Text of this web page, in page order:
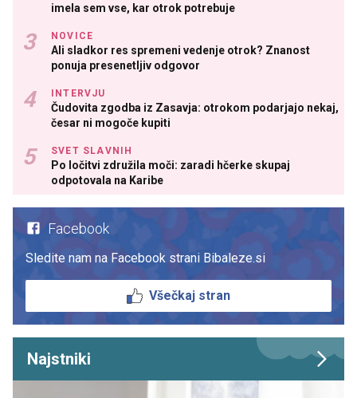
imela sem vse, kar otrok potrebuje
NOVICE
Ali sladkor res spremeni vedenje otrok? Znanost
ponuja presenetljiv odgovor
INTERVJU
Čudovita zgodba iz Zasavja: otrokom podarjajo nekaj,
česar ni mogoče kupiti
SVET SLAVNIH
Po ločitvi združila moči: zaradi hčerke skupaj
odpotovala na Karibe
Facebook
Sledite nam na Facebook strani Bibaleze.si
Všečkaj stran
Najstniki